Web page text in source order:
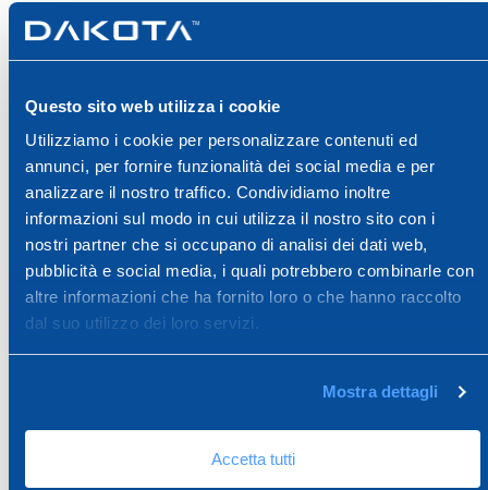
Questo sito web utilizza i cookie
Utilizziamo i cookie per personalizzare contenuti ed
annunci, per fornire funzionalità dei social media e per
analizzare il nostro traffico. Condividiamo inoltre
informazioni sul modo in cui utilizza il nostro sito con i
nostri partner che si occupano di analisi dei dati web,
pubblicità e social media, i quali potrebbero combinarle con
altre informazioni che ha fornito loro o che hanno raccolto
dal suo utilizzo dei loro servizi.
Mostra dettagli
Accetta tutti
RETE OSCURANTE
Rete oscurante